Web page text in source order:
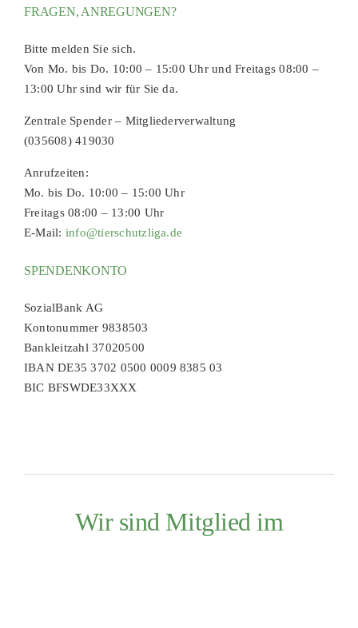
FRAGEN, ANREGUNGEN?
Bitte melden Sie sich.
Von Mo. bis Do. 10:00 – 15:00 Uhr und Freitags 08:00 –
13:00 Uhr sind wir für Sie da.
Zentrale Spender – Mitgliederverwaltung
(035608) 419030
Anrufzeiten:
Mo. bis Do. 10:00 – 15:00 Uhr
Freitags 08:00 – 13:00 Uhr
E-Mail: info@tierschutzliga.de
SPENDENKONTO
SozialBank AG
Kontonummer 9838503
Bankleitzahl 37020500
IBAN DE35 3702 0500 0009 8385 03
BIC BFSWDE33XXX
Wir sind Mitglied im